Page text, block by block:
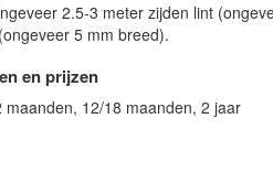
2.5-3 meter zijden lint
5 mm breed).
en prijzen
12/18 maanden, 2 jaar